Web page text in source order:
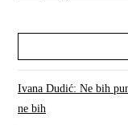
Ivana Dudić: Ne bih
ne bih